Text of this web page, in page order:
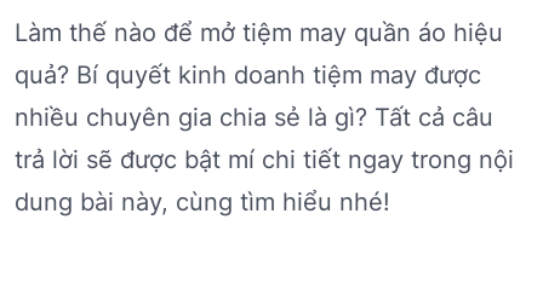
Làm thế nào để mở tiệm may quần áo hiệu
quả? Bí quyết kinh doanh tiệm may được
nhiều chuyên gia chia sẻ là gì? Tất cả câu
trả lời sẽ được bật mí chi tiết ngay trong nội
dung bài này, cùng tìm hiểu nhé!